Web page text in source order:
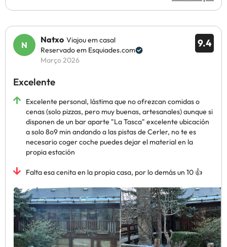
9.4
Natxo Viajou em casal
Reservado em Esquiades.com
Março 2026
Excelente
Excelente personal, lástima que no ofrezcan comidas o
cenas (solo pizzas, pero muy buenas, artesanales) aunque si
disponen de un bar aparte "La Tasca" excelente ubicación
a solo 8o9 min andando a las pistas de Cerler, no te es
necesario coger coche puedes dejar el material en la
propia estación
Falta esa cenita en la propia casa, por lo demás un 10 👍